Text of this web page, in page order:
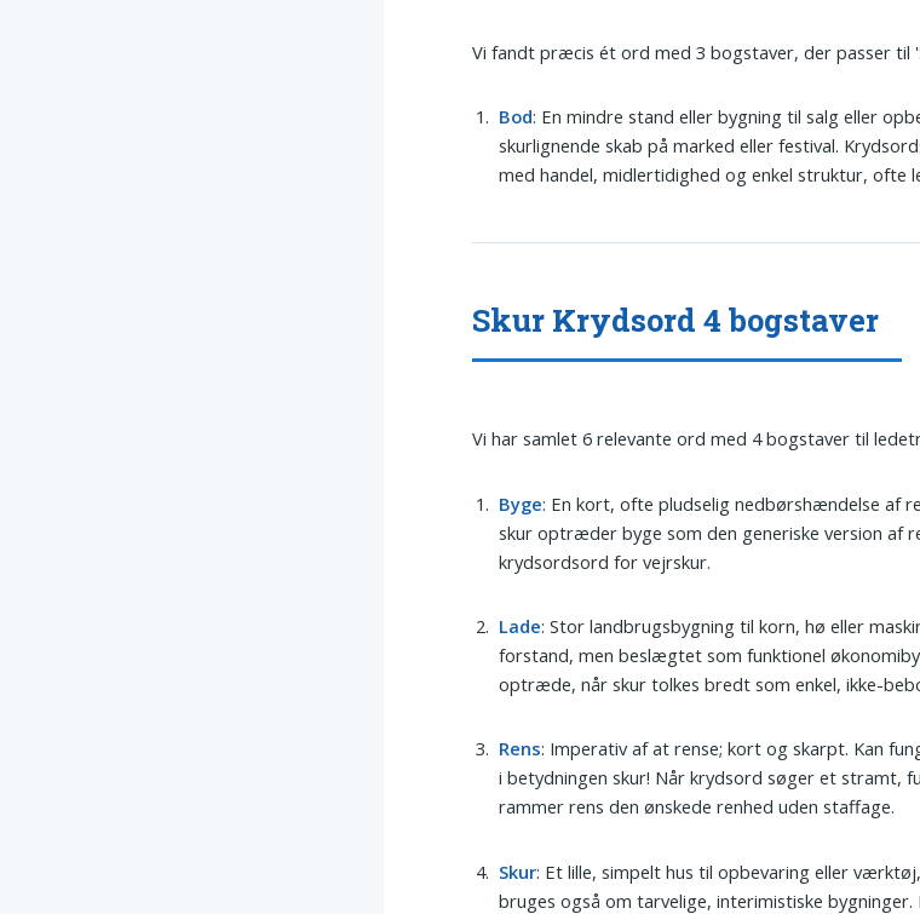
Vi fandt præcis ét ord med 3 bogstaver, der passer til
Bod: En mindre stand eller bygning til salg eller
skurlignende skab på marked eller festival.
med handel, midlertidighed og enkel struktur, ofte
Skur Krydsord 4 bogstaver
Vi har samlet 6 relevante ord med 4 bogstaver til
Byge: En kort, ofte pludselig nedbørshændelse af
skur optræder byge som den generiske version af
krydsordsord for vejrskur.
Lade: Stor landbrugsbygning til korn, hø eller
forstand, men beslægtet som funktionel
optræde, når skur tolkes bredt som enkel, ikke-
Rens: Imperativ af at rense; kort og skarpt. Kan
i betydningen skur! Når krydsord søger et stramt,
rammer rens den ønskede renhed uden staffage.
Skur: Et lille, simpelt hus til opbevaring eller
bruges også om tarvelige, interimistiske bygninger.